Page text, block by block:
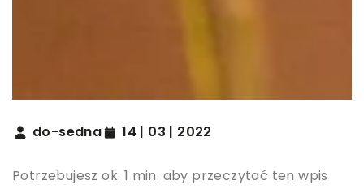
do-sedna 14 | 03 | 2022
Potrzebujesz ok. 1 min. aby przeczytać ten wpis